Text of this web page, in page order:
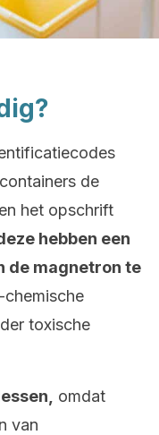
de
het opschrift
hebben een
de magnetron te
toxische
omdat
van